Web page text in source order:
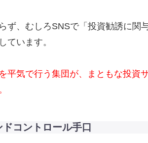
ず、むしろSNSで「投資勧誘に関
ています。
平気で行う集団が、まともな投資
コントロール手口